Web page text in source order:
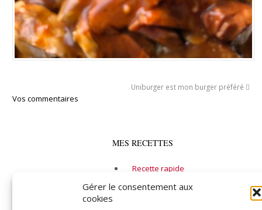
Gérer le consentement aux
cookies
Uniburger est mon burger préféré
Vos commentaires
MES RECETTES
Recette rapide
Alcool